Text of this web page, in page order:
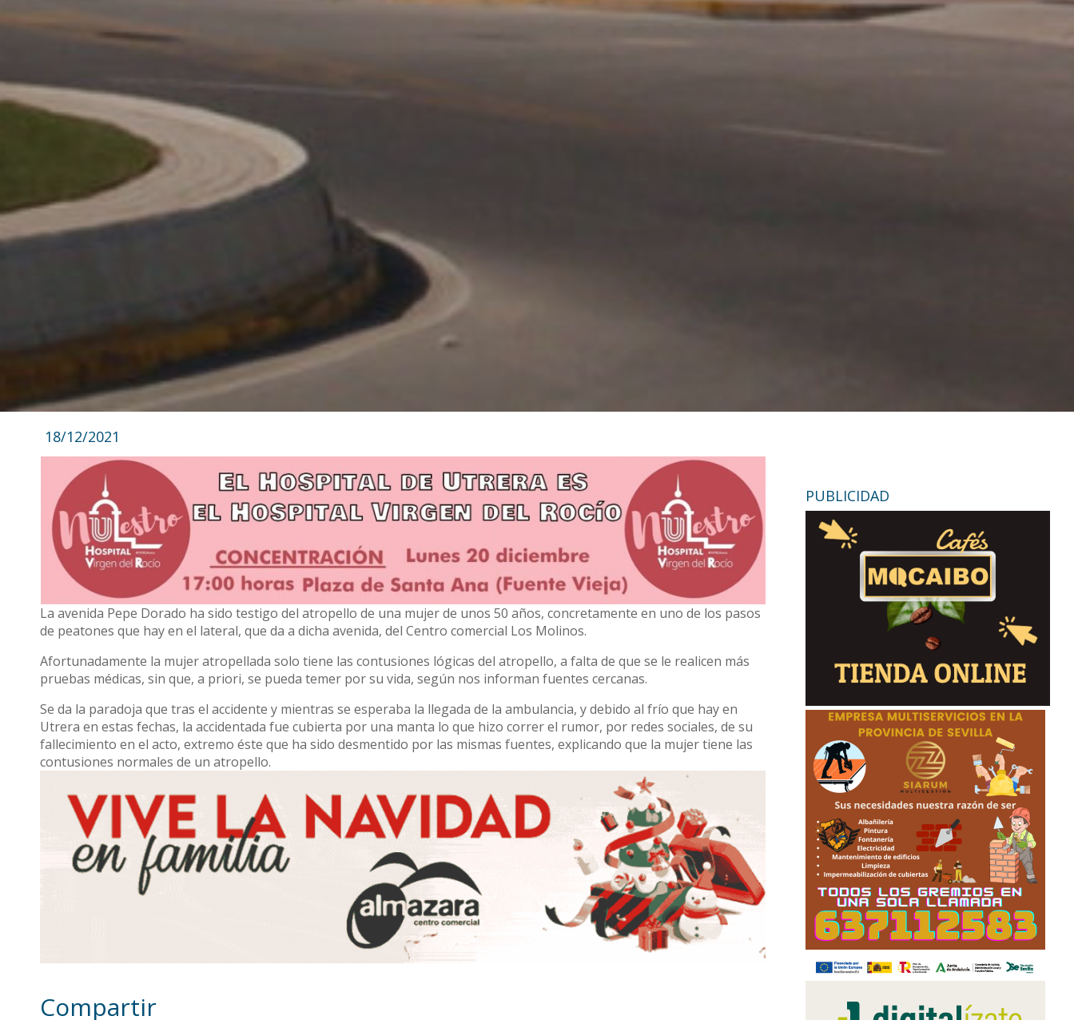
18/12/2021
La avenida Pepe Dorado ha sido testigo del atropello de una mujer de unos 50 años, concretamente en uno de los pasos
de peatones que hay en el lateral, que da a dicha avenida, del Centro comercial Los Molinos.
Afortunadamente la mujer atropellada solo tiene las contusiones lógicas del atropello, a falta de que se le realicen más
pruebas médicas, sin que, a priori, se pueda temer por su vida, según nos informan fuentes cercanas.
Se da la paradoja que tras el accidente y mientras se esperaba la llegada de la ambulancia, y debido al frío que hay en
Utrera en estas fechas, la accidentada fue cubierta por una manta lo que hizo correr el rumor, por redes sociales, de su
fallecimiento en el acto, extremo éste que ha sido desmentido por las mismas fuentes, explicando que la mujer tiene las
contusiones normales de un atropello.
Compartir
PUBLICIDAD